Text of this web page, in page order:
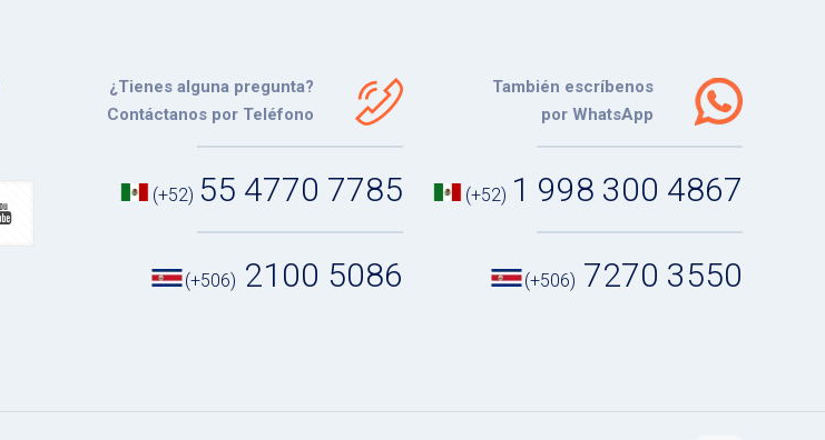
¿Tienes alguna pregunta?
Contáctanos por Teléfono
(+52) 55 4770 7785
(+506) 2100 5086
También escríbenos
por WhatsApp
(+52) 1 998 300 4867
(+506) 7270 3550